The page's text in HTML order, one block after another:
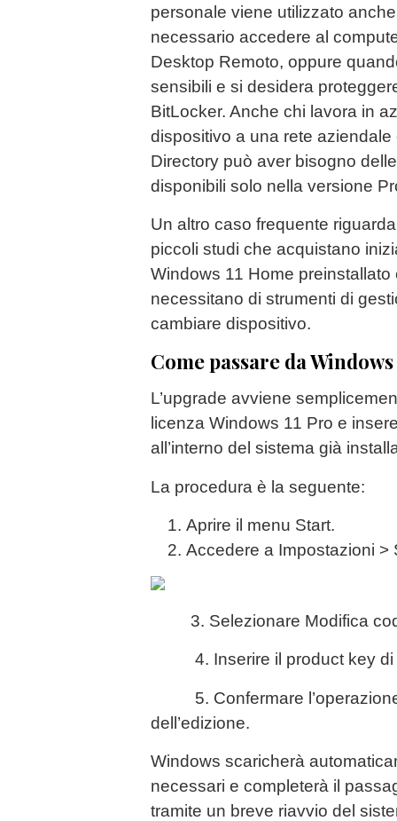
personale viene utilizzato
necessario accedere al
Desktop Remoto, oppure
sensibili e si desidera
BitLocker. Anche chi lavora in
dispositivo a una rete
Directory può aver bisogno
disponibili solo nella versione
Un altro caso frequente
piccoli studi che acquistano
Windows 11 Home
necessitano di strumenti di
cambiare dispositivo.
Come passare da
L’upgrade avviene
licenza Windows 11 Pro e
all’interno del sistema già
La procedura è la seguente:
Aprire il menu Start.
Accedere a Impostazioni >
3. Selezionare Modifica
4. Inserire il product key di
5. Confermare l’operazione
dell’edizione.
Windows scaricherà
necessari e completerà il
tramite un breve riavvio del